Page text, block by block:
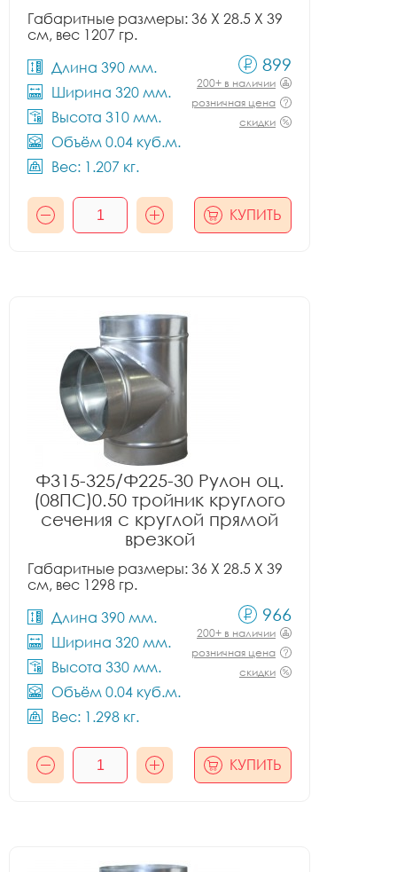
Габаритные размеры: 36 X 28.5 X 39
см, вес 1207 гр.
Длина 390 мм.
Ширина 320 мм.
Высота 310 мм.
Объём 0.04 куб.м.
Вес: 1.207 кг.
899
200+ в наличии
розничная цена
скидки
КУПИТЬ
Ф315-325/Ф225-30 Рулон оц.
(08ПС)0.50 тройник круглого
сечения с круглой прямой
врезкой
Габаритные размеры: 36 X 28.5 X 39
см, вес 1298 гр.
Длина 390 мм.
Ширина 320 мм.
Высота 330 мм.
Объём 0.04 куб.м.
Вес: 1.298 кг.
966
200+ в наличии
розничная цена
скидки
КУПИТЬ